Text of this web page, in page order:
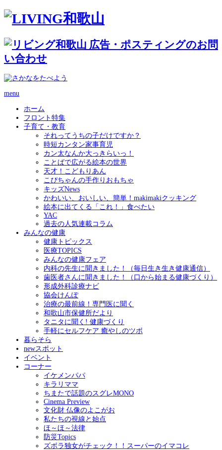
menu
ホーム
フロント特集
子育て・教育
それってうちの子だけですか？
時短カンタン家事育児
カン太なんか大っきらいっ！
ことばで広がる絵本の世界
天才！こどもりあん
こぴちゃんの手作りおもちゃ
キッズNews
かわいい、おいしい、簡単！makimakiクッキング
絵本に出てくる「これ！」食べたい
YAC
過去の人気連載コラム
みんなの健康
健康トピックス
医療TOPICS
みんなの健康フェア
内科の先生に聞きました！（毎日生き生き健康通信）
歯医者さんに聞きました！（口から始まる健康づくり）
形成外科診療ナビ
協会けんぽ
治療の最前線！専門医に聞く
和歌山市保健所だより
タニタに聞く! 健康づくり
手軽にセルフケア 癒やしのツボ
暮らそら
newスポット
イベント
コーナー
イケメンパパ
キラリママ
ちまたで話題のスグレMONO
Cinema Preview
文化財 仏像のよこがお
私たちの視線と始点
ほ～ほ～法律
防災Topics
ズボラ独女がチェック！！スーパーのイマコレ